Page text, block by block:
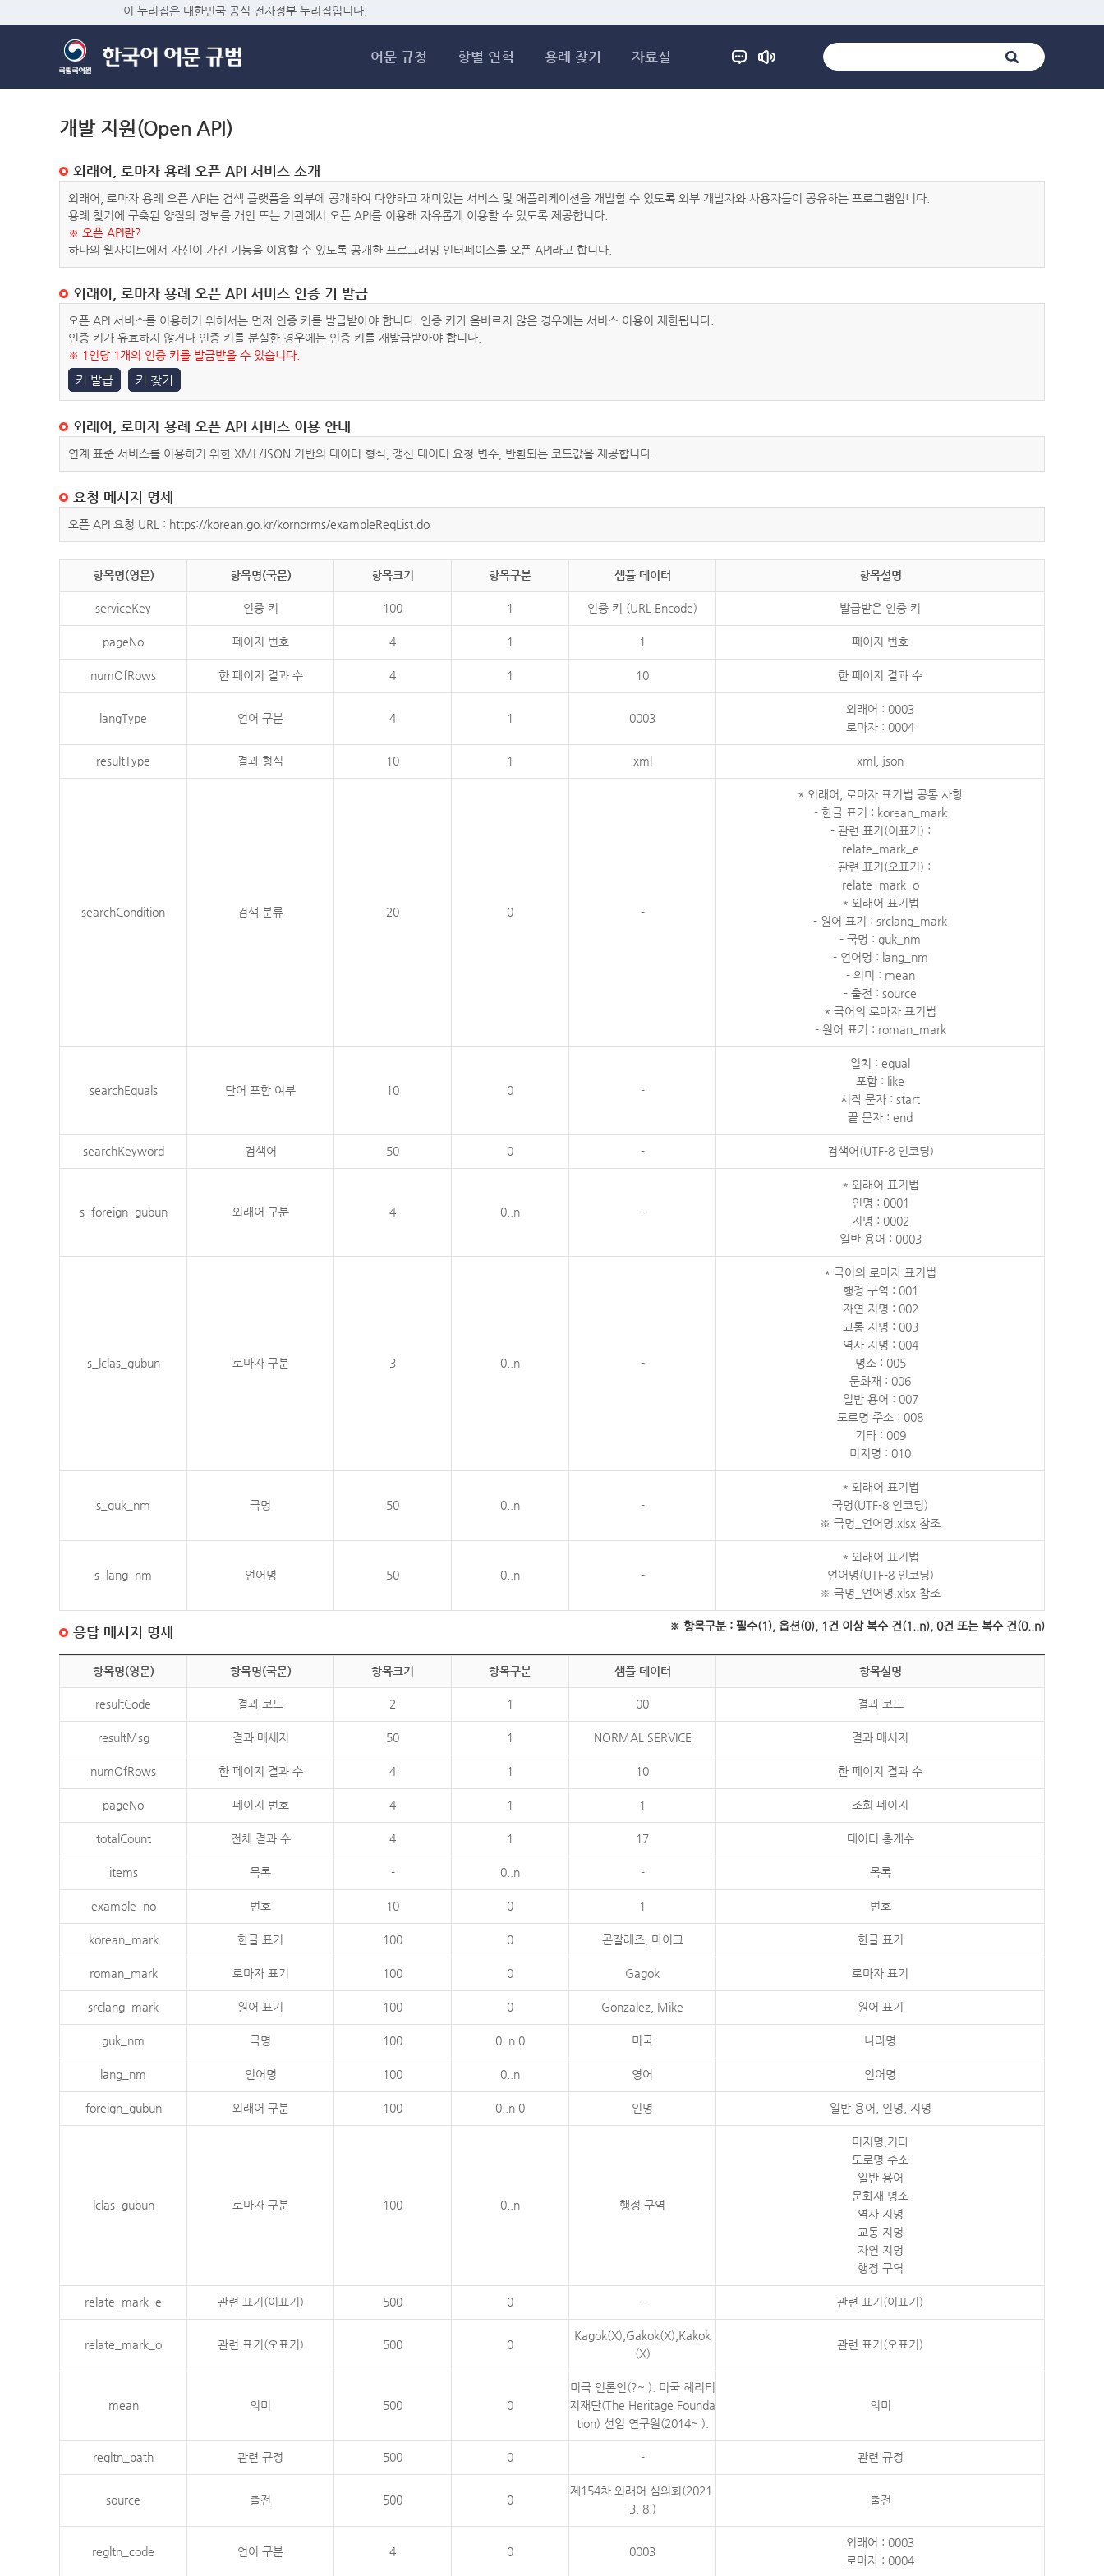
이 누리집은 대한민국 공식 전자정부 누리집입니다.
어문 규정 항별 연혁 용례 찾기 자료실
개발 지원(Open API)
외래어, 로마자 용례 오픈 API 서비스 소개
외래어, 로마자 용례 오픈 API는 검색 플랫폼을 외부에 공개하여 다양하고 재미있는 서비스 및 애플리케이션을 개발할 수 있도록 외부 개발자와 사용자들이 공유하는 프로그램입니다.
용례 찾기에 구축된 양질의 정보를 개인 또는 기관에서 오픈 API를 이용해 자유롭게 이용할 수 있도록 제공합니다.
※ 오픈 API란?
하나의 웹사이트에서 자신이 가진 기능을 이용할 수 있도록 공개한 프로그래밍 인터페이스를 오픈 API라고 합니다.
외래어, 로마자 용례 오픈 API 서비스 인증 키 발급
오픈 API 서비스를 이용하기 위해서는 먼저 인증 키를 발급받아야 합니다. 인증 키가 올바르지 않은 경우에는 서비스 이용이 제한됩니다.
인증 키가 유효하지 않거나 인증 키를 분실한 경우에는 인증 키를 재발급받아야 합니다.
※ 1인당 1개의 인증 키를 발급받을 수 있습니다.
키 발급 키 찾기
외래어, 로마자 용례 오픈 API 서비스 이용 안내
연계 표준 서비스를 이용하기 위한 XML/JSON 기반의 데이터 형식, 갱신 데이터 요청 변수, 반환되는 코드값을 제공합니다.
요청 메시지 명세
오픈 API 요청 URL : https://korean.go.kr/kornorms/exampleReqList.do
항목명(영문) 항목명(국문) 항목크기 항목구분 샘플 데이터 항목설명
serviceKey 인증 키 100 1 인증 키 (URL Encode) 발급받은 인증 키
pageNo 페이지 번호 4 1 1 페이지 번호
numOfRows 한 페이지 결과 수 4 1 10 한 페이지 결과 수
langType 언어 구분 4 1 0003
외래어 : 0003
로마자 : 0004
resultType 결과 형식 10 1 xml xml, json
searchCondition 검색 분류 20 0 -
* 외래어, 로마자 표기법 공통 사항
- 한글 표기 : korean_mark
- 관련 표기(이표기) :
relate_mark_e
- 관련 표기(오표기) :
relate_mark_o
* 외래어 표기법
- 원어 표기 : srclang_mark
- 국명 : guk_nm
- 언어명 : lang_nm
- 의미 : mean
- 출전 : source
* 국어의 로마자 표기법
- 원어 표기 : roman_mark
searchEquals 단어 포함 여부 10 0 -
일치 : equal
포함 : like
시작 문자 : start
끝 문자 : end
searchKeyword 검색어 50 0 - 검색어(UTF-8 인코딩)
s_foreign_gubun 외래어 구분 4 0..n -
* 외래어 표기법
인명 : 0001
지명 : 0002
일반 용어 : 0003
s_lclas_gubun 로마자 구분 3 0..n -
* 국어의 로마자 표기법
행정 구역 : 001
자연 지명 : 002
교통 지명 : 003
역사 지명 : 004
명소 : 005
문화재 : 006
일반 용어 : 007
도로명 주소 : 008
기타 : 009
미지명 : 010
s_guk_nm 국명 50 0..n -
* 외래어 표기법
국명(UTF-8 인코딩)
※ 국명_언어명.xlsx 참조
s_lang_nm 언어명 50 0..n -
* 외래어 표기법
언어명(UTF-8 인코딩)
※ 국명_언어명.xlsx 참조
※ 항목구분 : 필수(1), 옵션(0), 1건 이상 복수 건(1..n), 0건 또는 복수 건(0..n)
응답 메시지 명세
항목명(영문) 항목명(국문) 항목크기 항목구분 샘플 데이터 항목설명
resultCode 결과 코드 2 1 00 결과 코드
resultMsg 결과 메세지 50 1 NORMAL SERVICE 결과 메시지
numOfRows 한 페이지 결과 수 4 1 10 한 페이지 결과 수
pageNo 페이지 번호 4 1 1 조회 페이지
totalCount 전체 결과 수 4 1 17 데이터 총개수
items 목록 - 0..n - 목록
example_no 번호 10 0 1 번호
korean_mark 한글 표기 100 0 곤잘레즈, 마이크 한글 표기
roman_mark 로마자 표기 100 0 Gagok 로마자 표기
srclang_mark 원어 표기 100 0 Gonzalez, Mike 원어 표기
guk_nm 국명 100 0..n 0 미국 나라명
lang_nm 언어명 100 0..n 영어 언어명
foreign_gubun 외래어 구분 100 0..n 0 인명 일반 용어, 인명, 지명
lclas_gubun 로마자 구분 100 0..n 행정 구역
미지명,기타
도로명 주소
일반 용어
문화재 명소
역사 지명
교통 지명
자연 지명
행정 구역
relate_mark_e 관련 표기(이표기) 500 0 - 관련 표기(이표기)
relate_mark_o 관련 표기(오표기) 500 0
Kagok(X),Gakok(X),Kakok
(X)
관련 표기(오표기)
mean 의미 500 0
미국 언론인(?~ ). 미국 헤리티
지재단(The Heritage Founda
tion) 선임 연구원(2014~ ).
의미
regltn_path 관련 규정 500 0 - 관련 규정
source 출전 500 0
제154차 외래어 심의회(2021.
3. 8.)
출전
regltn_code 언어 구분 4 0 0003
외래어 : 0003
로마자 : 0004